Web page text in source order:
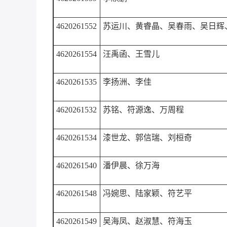
4620261552 苏运川 、黄睿晶、吴春雨、吴日辉
4620261554 汪禹函、 王雪儿
4620261535 李扬洲、李佳
4620261532 苏铭、符源逸、 万周程
4620261534 漆世龙、郭信瑞、刘桓奇
4620261540 潘伊晨、徐万海
4620261548 冯婉思、 陆家颖、符艺平
4620261549 吴海凤、赵淑慧、符海玉